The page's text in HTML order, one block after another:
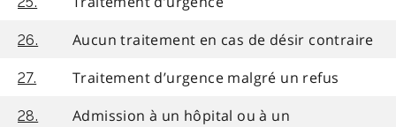
26. Aucun traitement en cas de désir contraire
27. Traitement d’urgence malgré un refus
28.
Admission à un hôpital ou à un